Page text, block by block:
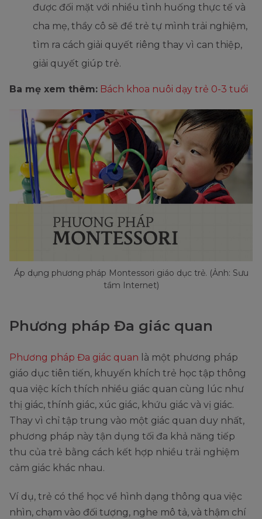
được đối mặt với nhiều tình huống thực tế và
cha mẹ, thầy cô sẽ để trẻ tự mình trải nghiệm,
tìm ra cách giải quyết riêng thay vì can thiệp,
giải quyết giúp trẻ.
Ba mẹ xem thêm: Bách khoa nuôi dạy trẻ 0-3 tuổi
Áp dụng phương pháp Montessori giáo dục trẻ. (Ảnh: Sưu
tầm Internet)
Phương pháp Đa giác quan
Phương pháp Đa giác quan là một phương pháp
giáo dục tiên tiến, khuyến khích trẻ học tập thông
qua việc kích thích nhiều giác quan cùng lúc như
thị giác, thính giác, xúc giác, khứu giác và vị giác.
Thay vì chỉ tập trung vào một giác quan duy nhất,
phương pháp này tận dụng tối đa khả năng tiếp
thu của trẻ bằng cách kết hợp nhiều trải nghiệm
cảm giác khác nhau.
Ví dụ, trẻ có thể học về hình dạng thông qua việc
nhìn, chạm vào đối tượng, nghe mô tả, và thậm chí